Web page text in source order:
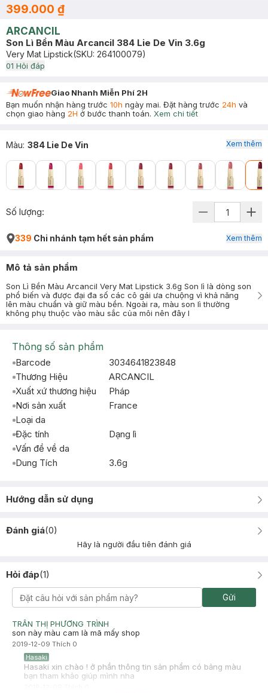
399.000 ₫
ARCANCIL
Son Lì Bền Màu Arcancil 384 Lie De Vin 3.6g
Very Mat Lipstick(SKU: 264100079)
01 Hỏi đáp
Giao Nhanh Miễn Phí 2H
Bạn muốn nhận hàng trước 10h ngày mai. Đặt hàng trước 24h và
chọn giao hàng 2H ở bước thanh toán. Xem chi tiết
Màu: 384 Lie De Vin Xem thêm
Số lượng:
339 Chi nhánh tạm hết sản phẩm Xem thêm
Mô tả sản phẩm
Son Lì Bền Màu Arcancil Very Mat Lipstick 3.6g Son lì là dòng son
phổ biến và được đại đa số các cô gái ưa chuộng vì khả năng
lên màu chuẩn và giữ màu bền. Ngoài ra, màu son lì thường
không phụ thuộc vào màu sắc của môi nên đây l
Thông số sản phẩm
Barcode
3034641823848
Thương Hiệu
ARCANCIL
Xuất xứ thương hiệu
Pháp
Nơi sản xuất
France
Loại da
Đặc tính
Dạng lì
Vấn đề về da
Dung Tích
3.6g
Hướng dẫn sử dụng
Đánh giá(0)
Hãy là người đầu tiên đánh giá
Hỏi đáp(1)
Gửi
TRẦN THỊ PHƯƠNG TRÌNH
son này màu cam là mã mấy shop
2019-12-09 Thích 0
Hasaki
Hasaki xin chào ! ở phần thông tin sản phẩm có bảng màu
bạn tham khảo giúp mình nha